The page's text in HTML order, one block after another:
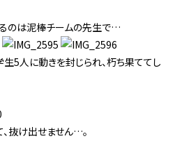
るのは泥棒チームの先生で…
5人に動きを封じられ、朽ち果ててし
抜け出せません…。